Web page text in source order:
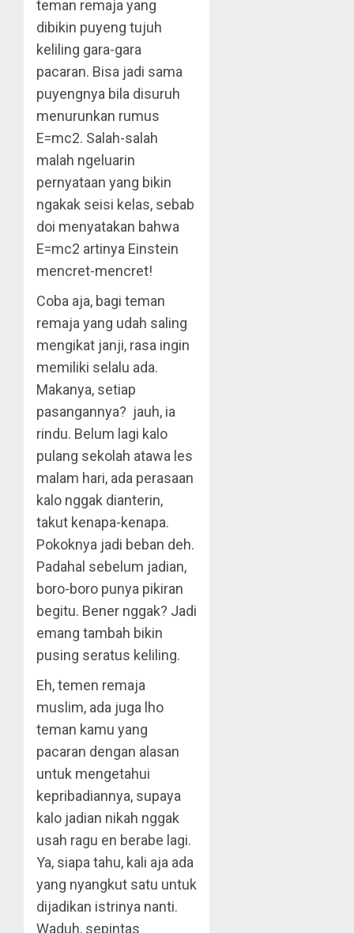
teman remaja yang
dibikin puyeng tujuh
keliling gara-gara
pacaran. Bisa jadi sama
puyengnya bila disuruh
menurunkan rumus
E=mc2. Salah-salah
malah ngeluarin
pernyataan yang bikin
ngakak seisi kelas, sebab
doi menyatakan bahwa
E=mc2 artinya Einstein
mencret-mencret!
Coba aja, bagi teman
remaja yang udah saling
mengikat janji, rasa ingin
memiliki selalu ada.
Makanya, setiap
pasangannya? jauh, ia
rindu. Belum lagi kalo
pulang sekolah atawa les
malam hari, ada perasaan
kalo nggak dianterin,
takut kenapa-kenapa.
Pokoknya jadi beban deh.
Padahal sebelum jadian,
boro-boro punya pikiran
begitu. Bener nggak? Jadi
emang tambah bikin
pusing seratus keliling.
Eh, temen remaja
muslim, ada juga lho
teman kamu yang
pacaran dengan alasan
untuk mengetahui
kepribadiannya, supaya
kalo jadian nikah nggak
usah ragu en berabe lagi.
Ya, siapa tahu, kali aja ada
yang nyangkut satu untuk
dijadikan istrinya nanti.
Waduh, sepintas